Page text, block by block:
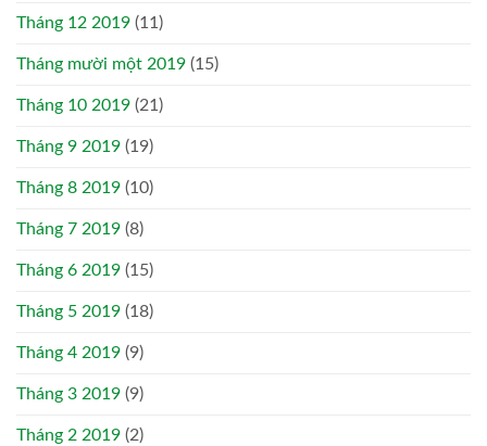
Tháng 12 2019 (11)
Tháng mười một 2019 (15)
Tháng 10 2019 (21)
Tháng 9 2019 (19)
Tháng 8 2019 (10)
Tháng 7 2019 (8)
Tháng 6 2019 (15)
Tháng 5 2019 (18)
Tháng 4 2019 (9)
Tháng 3 2019 (9)
Tháng 2 2019 (2)